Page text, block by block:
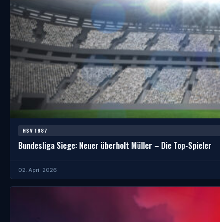
HSV 1887
Bundesliga Siege: Neuer überholt Müller – Die Top-Spieler
02. April 2026